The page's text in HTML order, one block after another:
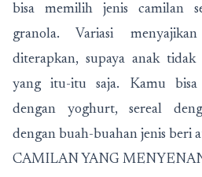
bisa memilih jenis camilan
granola. Variasi
diterapkan, supaya anak
yang itu-itu saja. Kamu bisa
dengan yoghurt, sereal
dengan buah-buahan jenis beri
CAMILAN YANG